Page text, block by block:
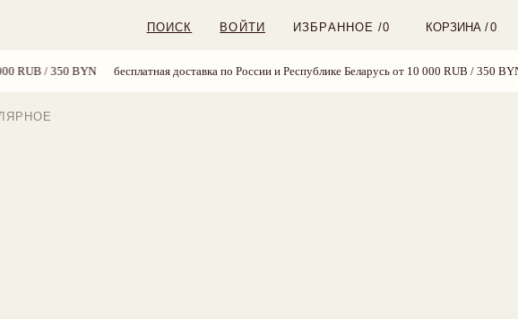
бесплатная доставка по России и Республике Беларусь от 10 000 RUB / 350 BYN бесплатная
ВОЙТИ ИЗБРАННОЕ / КОРЗИНА /0